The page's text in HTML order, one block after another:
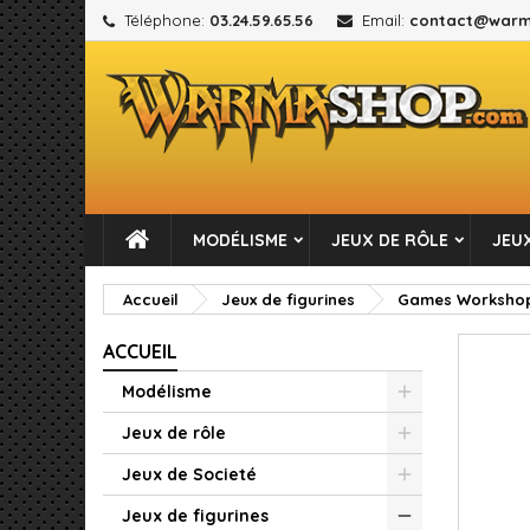
Téléphone: 03.24.59.65.56 Email:
MODÉLISME JEUX DE RÔLE
Accueil Jeux de figurines Games
ACCUEIL
Modélisme
Jeux de rôle
Jeux de Societé
Jeux de figurines
add_circle_outline